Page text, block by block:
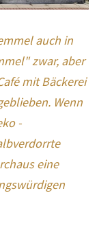
auch in
zwar, aber
mit Bäckerei
Wenn
-
eine